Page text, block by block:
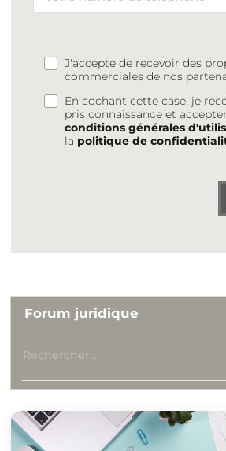
J'accepte de recevoir des
commerciales de nos
En cochant cette case, je
pris connaissance et
conditions générales
la politique de
Forum juridique